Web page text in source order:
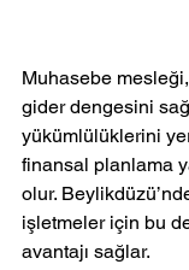
Muhasebe
gider dengesini
yükümlülüklerini
finansal planlama
olur.
işletmeler için bu
avantajı sağlar.